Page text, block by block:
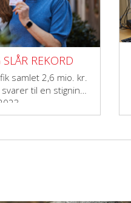
REKORD
samlet 2,6 mio. kr.
til en stigning